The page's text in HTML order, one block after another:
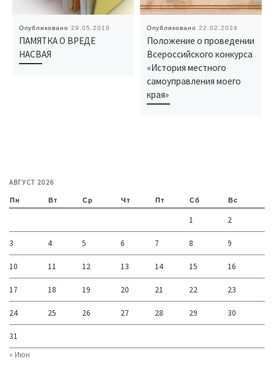
Опубликовано 29.05.2019
ПАМЯТКА О ВРЕДЕ
НАСВАЯ
Опубликовано 22.02.2024
Положение о проведении
Всероссийского конкурса
«История местного
самоуправления моего
края»
АВГУСТ 2026
Пн Вт Ср Чт Пт Сб Вс
1 2
3 4 5 6 7 8 9
10 11 12 13 14 15 16
17 18 19 20 21 22 23
24 25 26 27 28 29 30
31
« Июн